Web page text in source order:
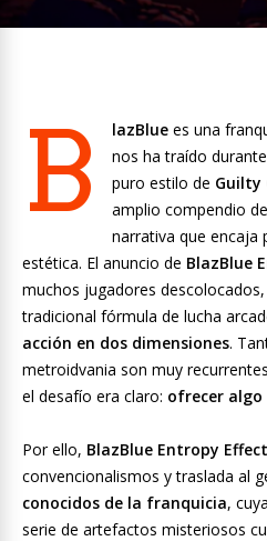
B lazBlue es una
nos ha traído
puro estilo de Guilty
amplio compendio
narrativa que encaja
estética. El anuncio de BlazBlue
muchos jugadores
tradicional fórmula de lucha
acción en dos dimensiones.
metroidvania son muy
el desafío era claro: ofrecer
Por ello, BlazBlue Entropy
convencionalismos y traslada al
conocidos de la franquicia,
serie de artefactos misteriosos